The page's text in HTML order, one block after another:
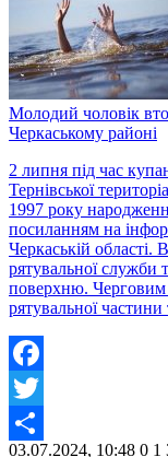
Молодий чоловік
Черкаському районі
2 липня під час
Тернівської
1997 року
посиланням на
Черкаській області.
рятувальної служби
поверхню. Черговим
рятувальної
Facebook
Twitter
03.07.2024, 10:48 0 1